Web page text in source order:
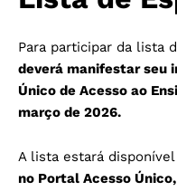
Para participar da lista
deverá manifestar seu
Único de Acesso ao
março de 2026.
A lista estará disponível
no Portal Acesso